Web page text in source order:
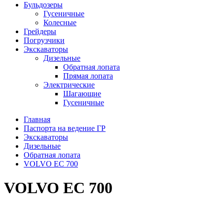
Бульдозеры
Гусеничные
Колесные
Грейдеры
Погрузчики
Экскаваторы
Дизельные
Обратная лопата
Прямая лопата
Электрические
Шагающие
Гусеничные
Главная
Паспорта на ведение ГР
Экскаваторы
Дизельные
Обратная лопата
VOLVO EC 700
VOLVO EC 700